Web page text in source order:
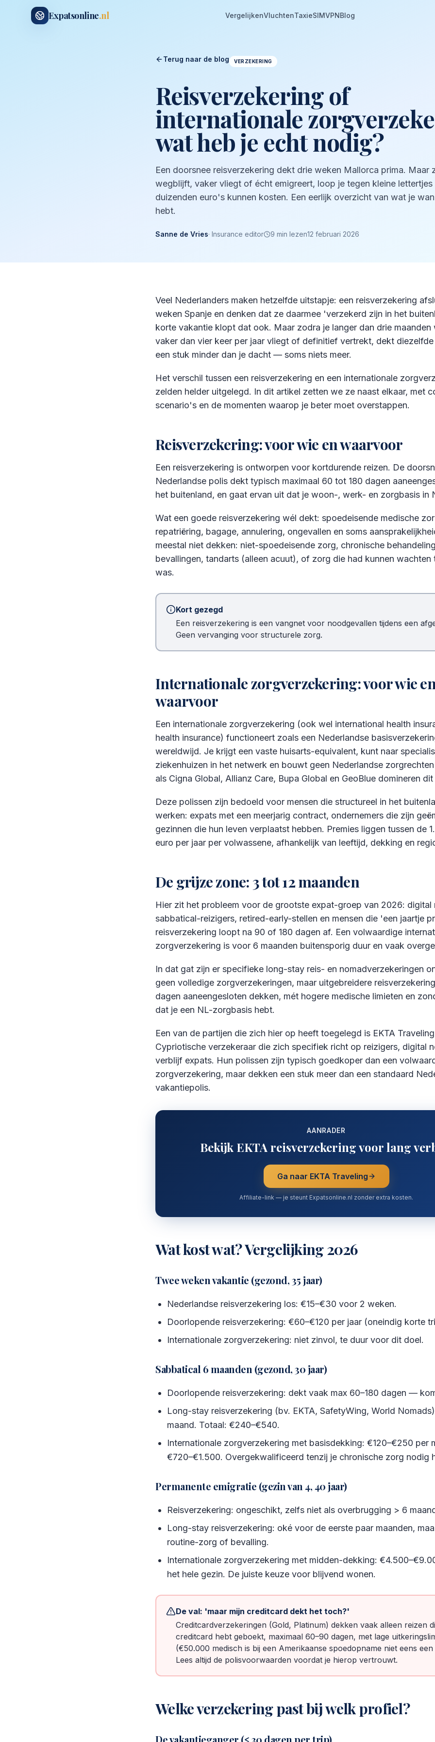
Expatsonline.nl VergelijkenVluchtenTaxieSIMVPNBlog
Terug naar de blog VERZEKERING
Reisverzekering of
internationale
wat heb je echt nodig?
Een doorsnee reisverzekering dekt drie weken Mallorca prima. Maar
wegblijft, vaker vliegt of écht emigreert, loop je tegen kleine lettertjes
duizenden euro's kunnen kosten. Een eerlijk overzicht van wat je
hebt.
Sanne de Vries· Insurance editor 9 min lezen12 februari 2026
Veel Nederlanders maken hetzelfde uitstapje: een reisverzekering
weken Spanje en denken dat ze daarmee 'verzekerd zijn in het
korte vakantie klopt dat ook. Maar zodra je langer dan drie maanden
vaker dan vier keer per jaar vliegt of definitief vertrekt, dekt
een stuk minder dan je dacht — soms niets meer.
Het verschil tussen een reisverzekering en een internationale
zelden helder uitgelegd. In dit artikel zetten we ze naast elkaar, met
scenario's en de momenten waarop je beter moet overstappen.
Reisverzekering: voor wie en waarvoor
Een reisverzekering is ontworpen voor kortdurende reizen. De
Nederlandse polis dekt typisch maximaal 60 tot 180 dagen
het buitenland, en gaat ervan uit dat je woon-, werk- en zorgbasis in
Wat een goede reisverzekering wél dekt: spoedeisende medische
repatriëring, bagage, annulering, ongevallen en soms
meestal niet dekken: niet-spoedeisende zorg, chronische
bevallingen, tandarts (alleen acuut), of zorg die had kunnen
was.
Kort gezegd
Een reisverzekering is een vangnet voor noodgevallen tijdens een
Geen vervanging voor structurele zorg.
Internationale zorgverzekering: voor wie
waarvoor
Een internationale zorgverzekering (ook wel international health
health insurance) functioneert zoals een Nederlandse
wereldwijd. Je krijgt een vaste huisarts-equivalent, kunt naar
ziekenhuizen in het netwerk en bouwt geen Nederlandse
als Cigna Global, Allianz Care, Bupa Global en GeoBlue domineren
Deze polissen zijn bedoeld voor mensen die structureel in het
werken: expats met een meerjarig contract, ondernemers die zijn
gezinnen die hun leven verplaatst hebben. Premies liggen tussen de
euro per jaar per volwassene, afhankelijk van leeftijd, dekking en
De grijze zone: 3 tot 12 maanden
Hier zit het probleem voor de grootste expat-groep van 2026: digital
sabbatical-reizigers, retired-early-stellen en mensen die 'een jaartje
reisverzekering loopt na 90 of 180 dagen af. Een volwaardige
zorgverzekering is voor 6 maanden buitensporig duur en vaak
In dat gat zijn er specifieke long-stay reis- en nomadverzekeringen
geen volledige zorgverzekeringen, maar uitgebreidere
dagen aaneengesloten dekken, mét hogere medische limieten en
dat je een NL-zorgbasis hebt.
Een van de partijen die zich hier op heeft toegelegd is EKTA
Cypriotische verzekeraar die zich specifiek richt op reizigers, digital
verblijf expats. Hun polissen zijn typisch goedkoper dan een
zorgverzekering, maar dekken een stuk meer dan een standaard
vakantiepolis.
AANRADER
Bekijk EKTA reisverzekering voor lang
Ga naar EKTA Traveling
Affiliate-link — je steunt Expatsonline.nl zonder extra kosten.
Wat kost wat? Vergelijking 2026
Twee weken vakantie (gezond, 35 jaar)
Nederlandse reisverzekering los: €15–€30 voor 2 weken.
Doorlopende reisverzekering: €60–€120 per jaar (oneindig korte
Internationale zorgverzekering: niet zinvol, te duur voor dit doel.
Sabbatical 6 maanden (gezond, 30 jaar)
Doorlopende reisverzekering: dekt vaak max 60–180 dagen —
Long-stay reisverzekering (bv. EKTA, SafetyWing, World
maand. Totaal: €240–€540.
Internationale zorgverzekering met basisdekking: €120–€250 per
€720–€1.500. Overgekwalificeerd tenzij je chronische zorg nodig
Permanente emigratie (gezin van 4, 40 jaar)
Reisverzekering: ongeschikt, zelfs niet als overbrugging > 6
Long-stay reisverzekering: oké voor de eerste paar maanden,
routine-zorg of bevalling.
Internationale zorgverzekering met midden-dekking:
het hele gezin. De juiste keuze voor blijvend wonen.
De val: 'maar mijn creditcard dekt het toch?'
Creditcardverzekeringen (Gold, Platinum) dekken vaak alleen reizen
creditcard hebt geboekt, maximaal 60–90 dagen, met lage
(€50.000 medisch is bij een Amerikaanse spoedopname niet eens
Lees altijd de polisvoorwaarden voordat je hierop vertrouwt.
Welke verzekering past bij welk profiel?
De vakantieganger (≤ 30 dagen per trip)